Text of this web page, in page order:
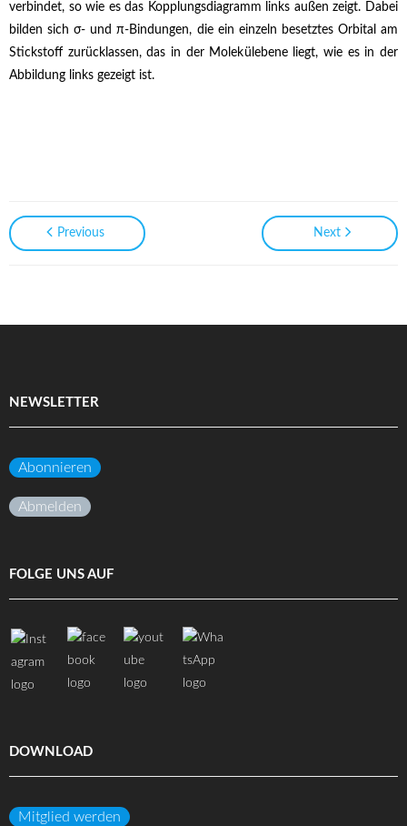
verbindet, so wie es das Kopplungsdiagramm links außen zeigt. Dabei
bilden sich σ- und π-Bindungen, die ein einzeln besetztes Orbital am
Stickstoff zurücklassen, das in der Molekülebene liegt, wie es in der
Abbildung links gezeigt ist.
Previous Next
NEWSLETTER
Abonnieren
Abmelden
FOLGE UNS AUF
DOWNLOAD
Mitglied werden